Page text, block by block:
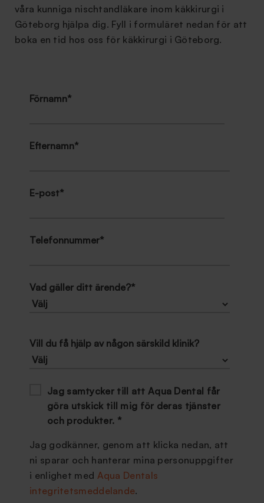
våra kunniga nischtandläkare inom käkkirurgi i
Göteborg hjälpa dig. Fyll i formuläret nedan för att
boka en tid hos oss för käkkirurgi i Göteborg.
Förnamn*
Efternamn*
E-post*
Telefonnummer*
Vad gäller ditt ärende?*
Vill du få hjälp av någon särskild klinik?
Jag samtycker till att Aqua Dental får
göra utskick till mig för deras tjänster
och produkter. *
Jag godkänner, genom att klicka nedan, att
ni sparar och hanterar mina personuppgifter
i enlighet med Aqua Dentals
integritetsmeddelande.